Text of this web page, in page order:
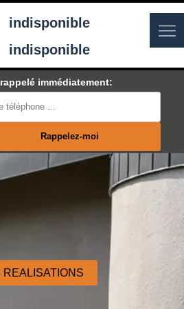
indisponible
indisponible
immédiatement:
REALISATIONS